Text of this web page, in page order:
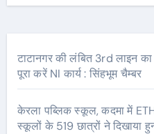
टाटानगर की लंबित 3rd लाइन
पूरा करें NI कार्य : सिंहभूम चैम्बर
केरला पब्लिक स्कूल, कदमा में
स्कूलों के 519 छात्रों ने दिखाया